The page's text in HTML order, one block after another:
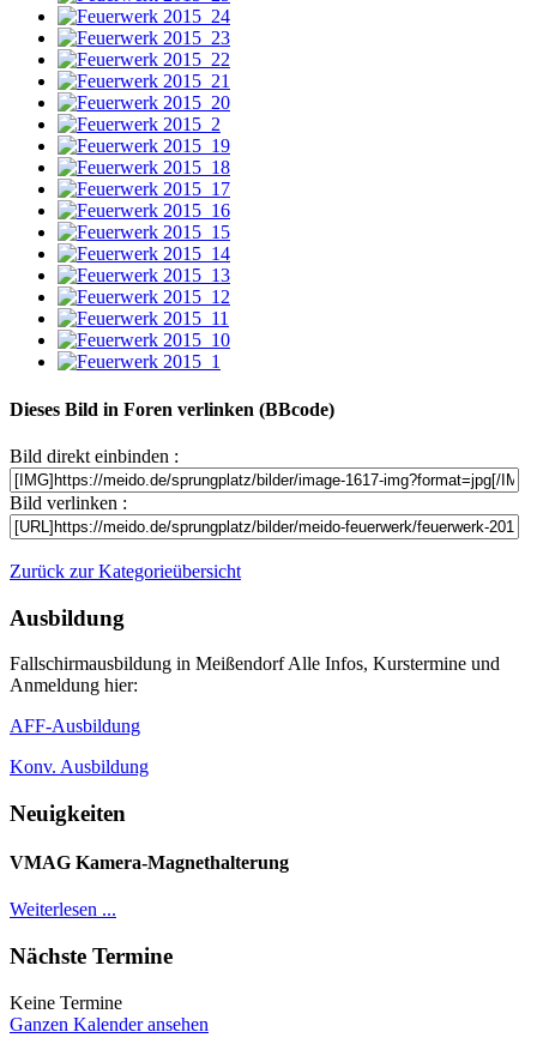
Dieses Bild in Foren verlinken (BBcode)
Bild direkt einbinden :
Bild verlinken :
Zurück zur Kategorieübersicht
Ausbildung
Fallschirmausbildung in Meißendorf Alle Infos, Kurstermine und
Anmeldung hier:
AFF-Ausbildung
Konv. Ausbildung
Neuigkeiten
VMAG Kamera-Magnethalterung
Weiterlesen ...
Nächste Termine
Keine Termine
Ganzen Kalender ansehen